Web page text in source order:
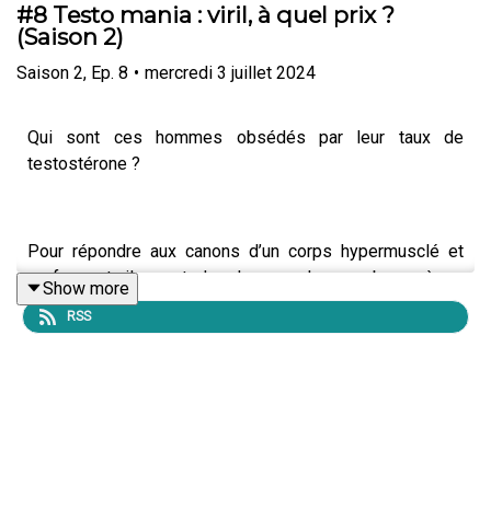
#8 Testo mania : viril, à quel prix ?
(Saison 2)
Saison 2, Ep. 8 • mercredi 3 juillet 2024
Qui sont ces hommes obsédés par leur taux de
testostérone ?
Pour répondre aux canons d’un corps hypermusclé et
performant, ils sont de plus en plus nombreux à se
supplémenter en hormone du mâle.
Show more
RSS